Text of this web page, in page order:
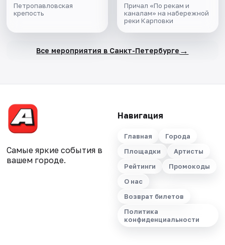
Петропавловская
крепость
Причал «По рекам и
каналам» на набережной
реки Карповки
Все мероприятия в Санкт-Петербурге →
Самые яркие события в
вашем городе.
Навигация
Главная
Города
Площадки
Артисты
Рейтинги
Промокоды
О нас
Возврат билетов
Политика
конфиденциальности